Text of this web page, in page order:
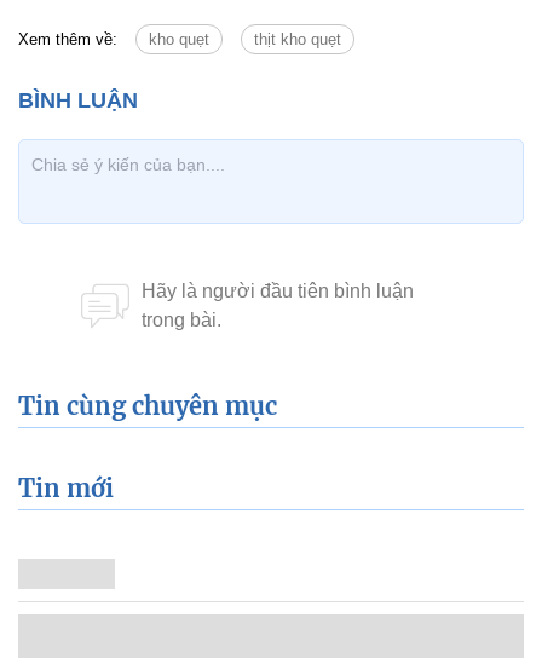
Xem thêm về: kho quẹt thịt kho quẹt
Tin cùng chuyên mục
Tin mới